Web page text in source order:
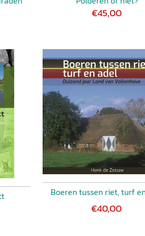
€45,00
Boeren tussen riet, turf
€40,00